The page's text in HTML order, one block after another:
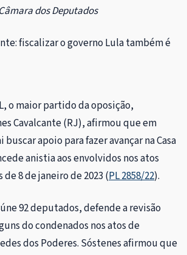
dos Deputados
fiscalizar o governo Lula também é
o maior partido da oposição,
Cavalcante (RJ), afirmou que em
buscar apoio para fazer avançar na Casa
anistia aos envolvidos nos atos
8 de janeiro de 2023 (PL 2858/22).
92 deputados, defende a revisão
do condenados nos atos de
dos Poderes. Sóstenes afirmou que